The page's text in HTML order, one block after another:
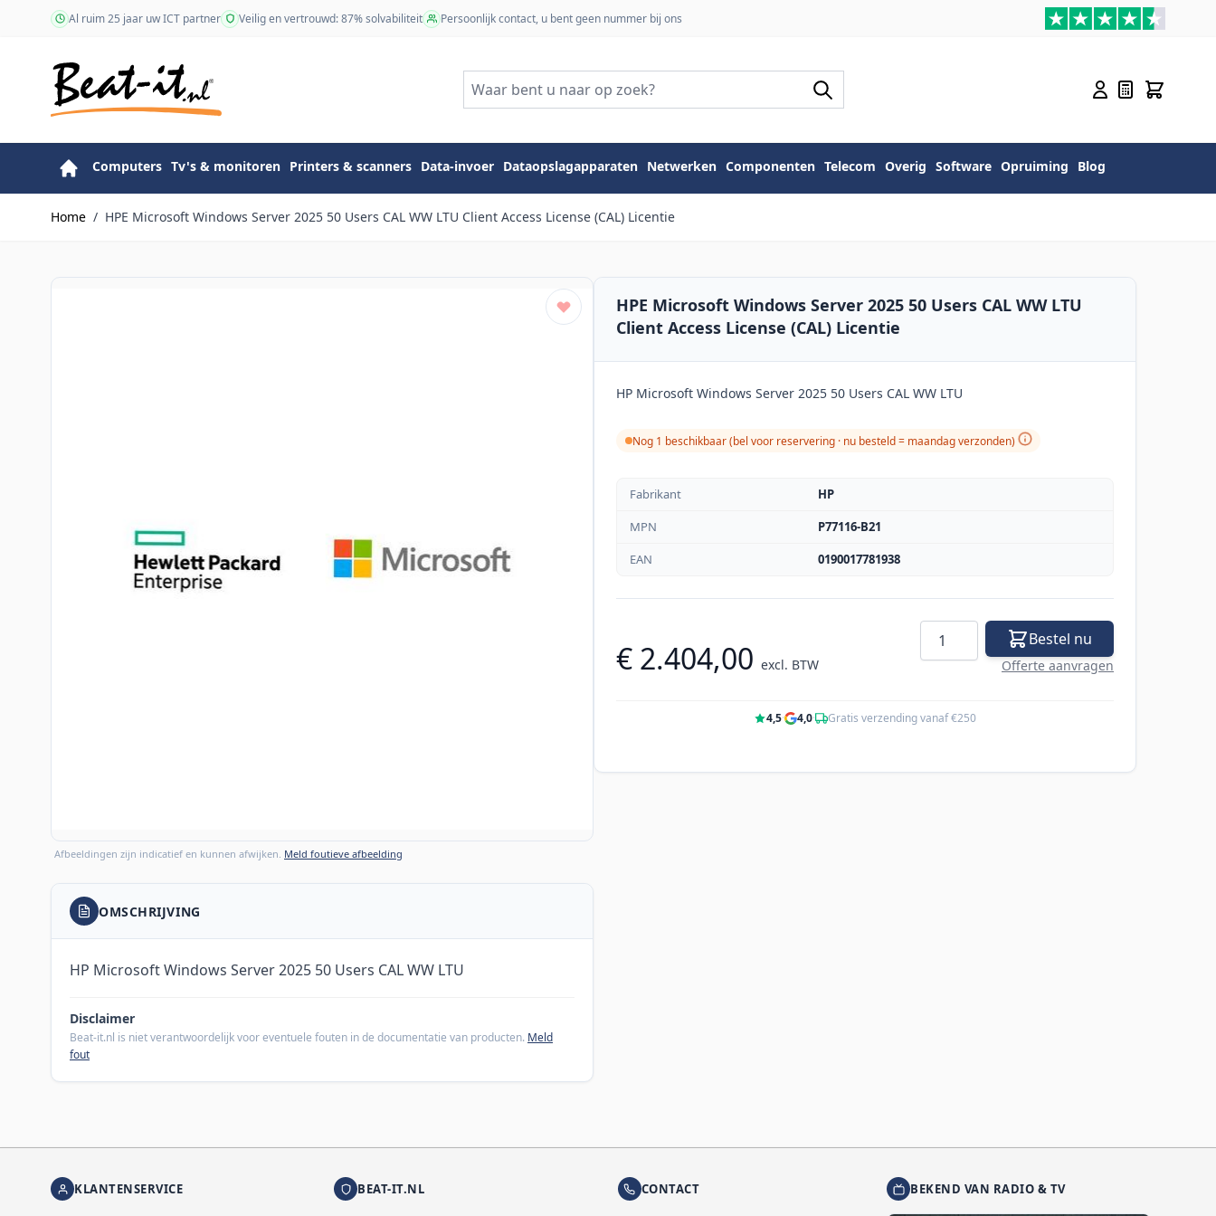
Ga naar de inhoudAl ruim 25 jaar uw ICT partner Veilig en vertrouwd: 87% solvabiliteit Persoonlijk contact, u bent geen nummer bij ons
Computers Tv's & monitoren Printers & scanners Data-invoer Dataopslagapparaten Netwerken Componenten Telecom Overig Software Opruiming Blog
Home / HPE Microsoft Windows Server 2025 50 Users CAL WW LTU Client Access License (CAL) Licentie
Afbeeldingen zijn indicatief en kunnen afwijken. Meld foutieve afbeelding
HPE Microsoft Windows Server 2025 50 Users CAL WW LTU
Client Access License (CAL) Licentie
HP Microsoft Windows Server 2025 50 Users CAL WW LTU
Nog 1 beschikbaar (bel voor reservering · nu besteld = maandag verzonden)
Fabrikant
HP
MPN
P77116-B21
EAN
0190017781938
€ 2.404,00 excl. BTW
Aantal Bestel nu
Offerte aanvragen
4,5· 4,0· Gratis verzending vanaf €250
OMSCHRIJVING
HP Microsoft Windows Server 2025 50 Users CAL WW LTU
Disclaimer
Beat-it.nl is niet verantwoordelijk voor eventuele fouten in de documentatie van producten. Meld
fout
KLANTENSERVICE BEAT-IT.NL CONTACT BEKEND VAN RADIO & TV